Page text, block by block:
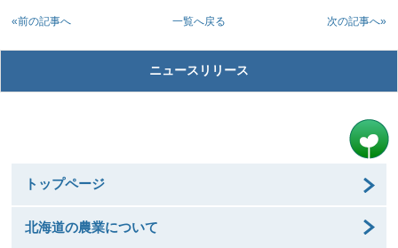
一覧へ戻る
«前の記事へ 次の記事へ»
ニュースリリース
トップページ
北海道の農業について